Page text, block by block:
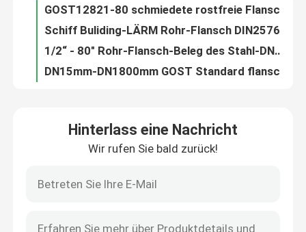
Qualitätskontrolle
Kontakt
Stahlrohr-Flansch
LÄRM Rohr-Flansch
ANSI-Rohr-Flansch
Standard GOST 20# Pn10 flanscht Material Q235A 12Cr1MoV 16MnR
GOST33259 Standard Kohlenstoffstahl PN16 PN25 Flansch Schmiedeflansch
Hinterlass eine Nachricht
Wir rufen Sie bald zurück!